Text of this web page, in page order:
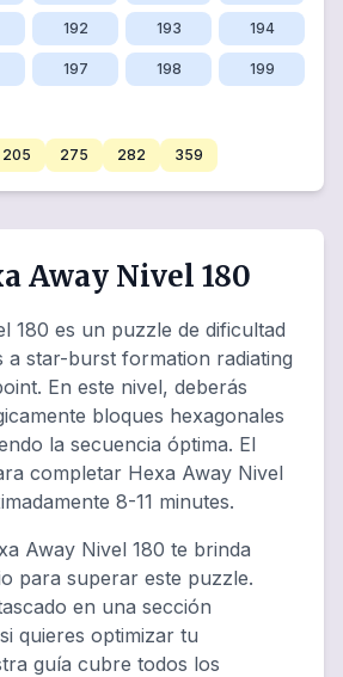
192 193 194
197 198 199
205 275 282 359
Away Nivel 180
180 es un puzzle de dificultad
a star-burst formation radiating
En este nivel, deberás
bloques hexagonales
la secuencia óptima. El
completar Hexa Away Nivel
8-11 minutes.
Away Nivel 180 te brinda
para superar este puzzle.
en una sección
quieres optimizar tu
guía cubre todos los